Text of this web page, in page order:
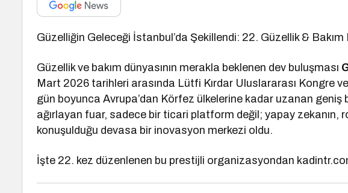
Güzelliğin Geleceği İstanbul’da Şekillendi: 22. Güzellik & Bakım
Güzellik ve bakım dünyasının merakla beklenen dev buluşması
Mart 2026 tarihleri arasında Lütfi Kırdar Uluslararası Kongre ve
gün boyunca Avrupa’dan Körfez ülkelerine kadar uzanan
ağırlayan fuar, sadece bir ticari platform değil; yapay zekanın,
konuşulduğu devasa bir inovasyon merkezi oldu.
İşte 22. kez düzenlenen bu prestijli organizasyondan